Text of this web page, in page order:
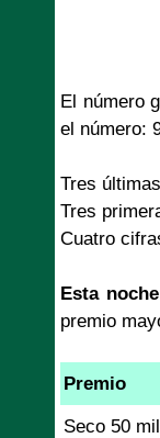
El número
el número:
Tres
Tres
Cuatro
Esta
premio
Premio
Seco 50